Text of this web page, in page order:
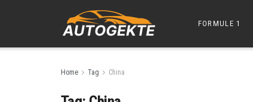
FORMULE 1
Home Tag China